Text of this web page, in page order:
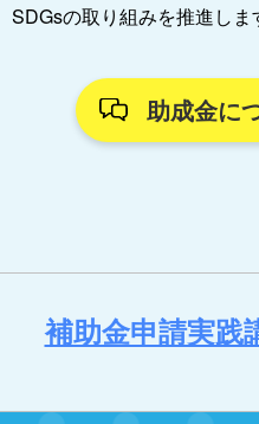
SDGsの取り組みを推進しま
助成金に
補助金申請実践